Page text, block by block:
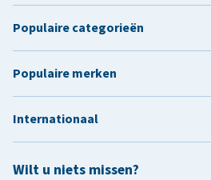
Wilt u niets missen?
Populaire categorieën
Populaire merken
Internationaal